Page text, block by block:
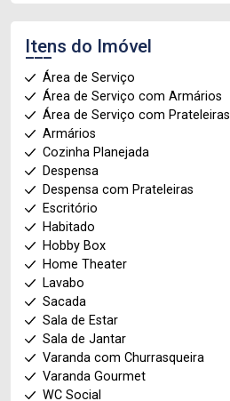
Itens do Imóvel
Área de Serviço
Área de Serviço com Armários
Área de Serviço com Prateleiras
Armários
Cozinha Planejada
Despensa
Despensa com Prateleiras
Escritório
Habitado
Hobby Box
Home Theater
Lavabo
Sacada
Sala de Estar
Sala de Jantar
Varanda com Churrasqueira
Varanda Gourmet
WC Social